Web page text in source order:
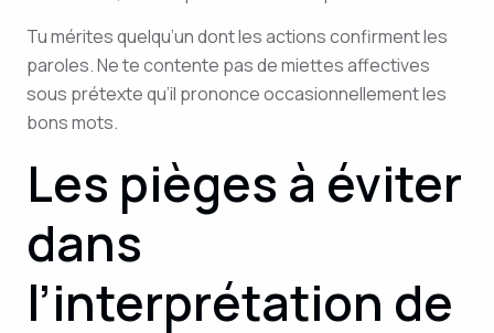
Tu mérites quelqu’un dont les actions confirment les
paroles. Ne te contente pas de miettes affectives
sous prétexte qu’il prononce occasionnellement les
bons mots.
Les pièges à éviter
dans
l’interprétation de